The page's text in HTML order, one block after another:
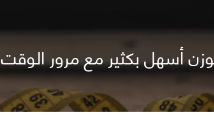
أسهل بكثير مع مرور الوقت